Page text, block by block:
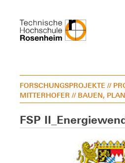
FORSCHUNGSPROJEKTE //
MITTERHOFER // BAUEN,
FSP